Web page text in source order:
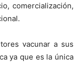
comercialización,
vacunar a sus
ya que es la única